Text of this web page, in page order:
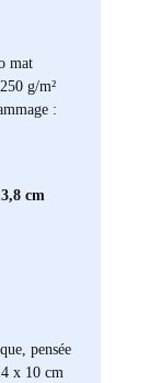
mat
g/m²
:
cm
pensée
x 10 cm